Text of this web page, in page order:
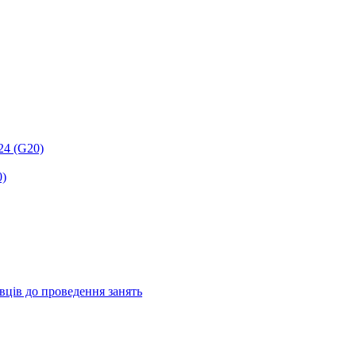
(G20)
до проведення занять